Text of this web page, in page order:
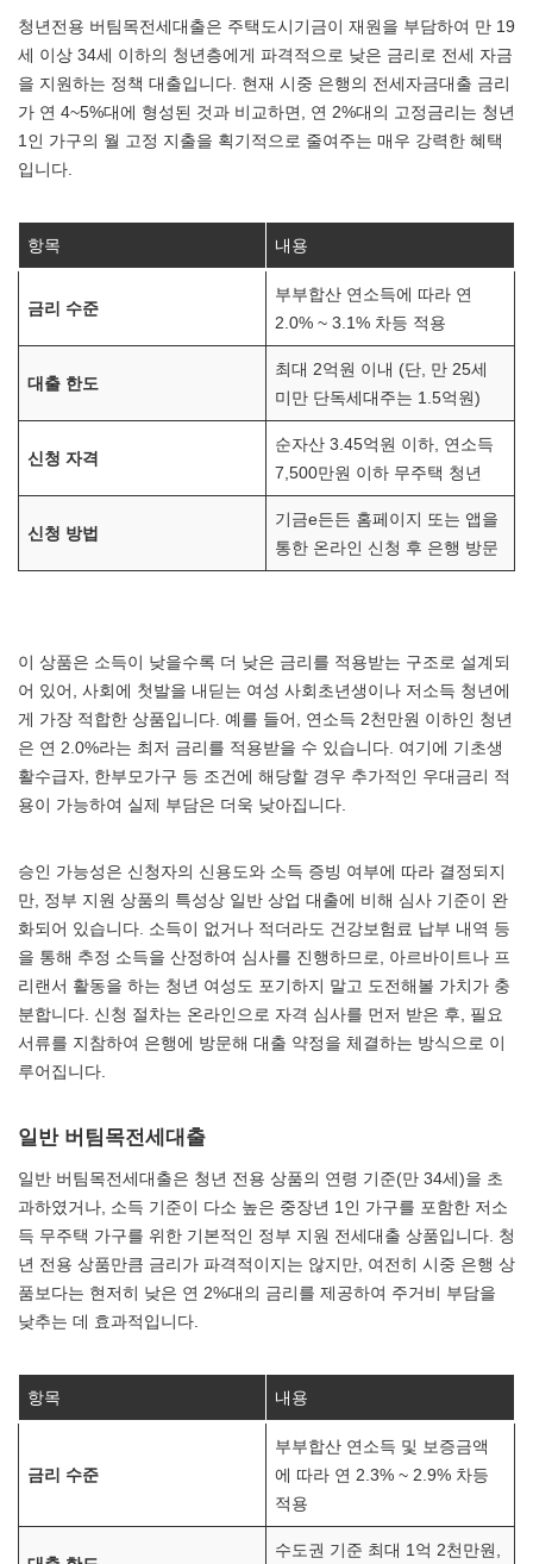
청년전용 버팀목전세대출은 주택도시기금이 재원을 부담하여 만 19
세 이상 34세 이하의 청년층에게 파격적으로 낮은 금리로 전세 자금
을 지원하는 정책 대출입니다. 현재 시중 은행의 전세자금대출 금리
가 연 4~5%대에 형성된 것과 비교하면, 연 2%대의 고정금리는 청년
1인 가구의 월 고정 지출을 획기적으로 줄여주는 매우 강력한 혜택
입니다.
항목 내용
금리 수준
부부합산 연소득에 따라 연
2.0% ~ 3.1% 차등 적용
대출 한도
최대 2억원 이내 (단, 만 25세
미만 단독세대주는 1.5억원)
신청 자격
순자산 3.45억원 이하, 연소득
7,500만원 이하 무주택 청년
신청 방법
기금e든든 홈페이지 또는 앱을
통한 온라인 신청 후 은행 방문
이 상품은 소득이 낮을수록 더 낮은 금리를 적용받는 구조로 설계되
어 있어, 사회에 첫발을 내딛는 여성 사회초년생이나 저소득 청년에
게 가장 적합한 상품입니다. 예를 들어, 연소득 2천만원 이하인 청년
은 연 2.0%라는 최저 금리를 적용받을 수 있습니다. 여기에 기초생
활수급자, 한부모가구 등 조건에 해당할 경우 추가적인 우대금리 적
용이 가능하여 실제 부담은 더욱 낮아집니다.
승인 가능성은 신청자의 신용도와 소득 증빙 여부에 따라 결정되지
만, 정부 지원 상품의 특성상 일반 상업 대출에 비해 심사 기준이 완
화되어 있습니다. 소득이 없거나 적더라도 건강보험료 납부 내역 등
을 통해 추정 소득을 산정하여 심사를 진행하므로, 아르바이트나 프
리랜서 활동을 하는 청년 여성도 포기하지 말고 도전해볼 가치가 충
분합니다. 신청 절차는 온라인으로 자격 심사를 먼저 받은 후, 필요
서류를 지참하여 은행에 방문해 대출 약정을 체결하는 방식으로 이
루어집니다.
일반 버팀목전세대출
일반 버팀목전세대출은 청년 전용 상품의 연령 기준(만 34세)을 초
과하였거나, 소득 기준이 다소 높은 중장년 1인 가구를 포함한 저소
득 무주택 가구를 위한 기본적인 정부 지원 전세대출 상품입니다. 청
년 전용 상품만큼 금리가 파격적이지는 않지만, 여전히 시중 은행 상
품보다는 현저히 낮은 연 2%대의 금리를 제공하여 주거비 부담을
낮추는 데 효과적입니다.
항목 내용
금리 수준
부부합산 연소득 및 보증금액
에 따라 연 2.3% ~ 2.9% 차등
적용
수도권 기준 최대 1억 2천만원,